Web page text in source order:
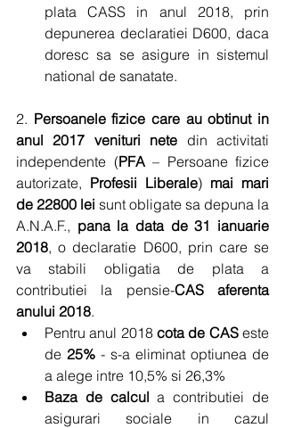
plata CASS in anul 2018, prin
depunerea declaratiei D600, daca
doresc sa se asigure in sistemul
national de sanatate.
2. Persoanele fizice care au obtinut in
anul 2017 venituri nete din activitati
independente (PFA – Persoane fizice
autorizate, Profesii Liberale) mai mari
de 22800 lei sunt obligate sa depuna la
A.N.A.F., pana la data de 31 ianuarie
2018, o declaratie D600, prin care se
va stabili obligatia de plata a
contributiei la pensie-CAS aferenta
anului 2018.
Pentru anul 2018 cota de CAS este
de 25% - s-a eliminat optiunea de
a alege intre 10,5% si 26,3%
Baza de calcul a contributiei de
asigurari sociale in cazul